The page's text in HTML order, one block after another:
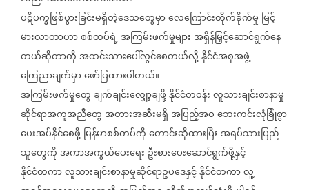
ပဋိပက္ခဖြစ်ပွားခြင်းမရှိတဲ့ဒေသတွေမှာလေကြောင်းတိုက်ခိုက်မှု မြင့်
မားလာတာဟာစစ်တပ်ရဲ့အကြမ်းဖက်မှုများအရှိန်မြှင့်ဆောင်ရွက်နေ
တယ်ဆိုတာကိုအထင်းသားပေါ်လွင်စေတယ်လို့နိုင်ငံအစုအဖွဲ့
ကြေညာချက်မှာဖော်ပြထားပါတယ်။
အကြမ်းဖက်မှုတွေချက်ချင်းလျှော့ချဖို့နိုင်ငံတဝန်းလူသားချင်းစာနာမှု
ဆိုင်ရာအကူအညီတွေအတားအဆီးမရှိအပြည့်အဝဘေးကင်းလုံခြုံစွာ
ပေးအပ်နိုင်စေဖို့မြန်မာစစ်တပ်ကိုတောင်းဆိုထားပြီးအရပ်သားပြည်
သူတွေကိုအကာအကွယ်ပေးရေး ဦးစားပေးဆောင်ရွက်ဖို့နှင့်
နိုင်ငံတကာလူသားချင်းစာနာမှုဆိုင်ရာဥပဒေနှင့်နိုင်ငံတကာလူ့